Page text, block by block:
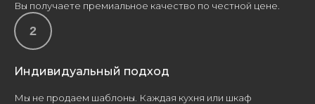
Вы получаете премиальное качество по честной цене.
Индивидуальный подход
Мы не продаем шаблоны. Каждая кухня или шкаф